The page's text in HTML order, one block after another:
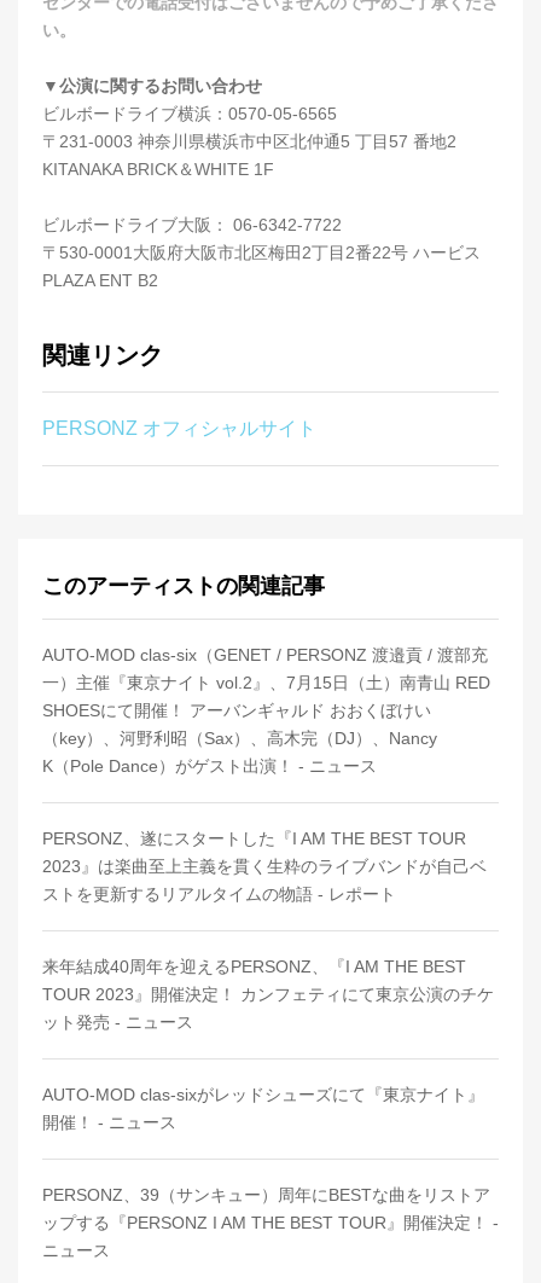
い。
▼公演に関するお問い合わせ
ビルボードライブ横浜：0570-05-6565
〒231-0003 神奈川県横浜市中区北仲通5 丁目57 番地2
KITANAKA BRICK＆WHITE 1F
ビルボードライブ大阪： 06-6342-7722
〒530-0001大阪府大阪市北区梅田2丁目2番22号 ハービス
PLAZA ENT B2
関連リンク
PERSONZ オフィシャルサイト
このアーティストの関連記事
AUTO-MOD clas-six（GENET / PERSONZ 渡邉貢 / 渡部充
一）主催『東京ナイト vol.2』、7月15日（土）南青山 RED
SHOESにて開催！ アーバンギャルド おおくぼけい
（key）、河野利昭（Sax）、高木完（DJ）、Nancy
K（Pole Dance）がゲスト出演！ - ニュース
PERSONZ、遂にスタートした『I AM THE BEST TOUR
2023』は楽曲至上主義を貫く生粋のライブバンドが自己ベ
ストを更新するリアルタイムの物語 - レポート
来年結成40周年を迎えるPERSONZ、『I AM THE BEST
TOUR 2023』開催決定！ カンフェティにて東京公演のチケ
ット発売 - ニュース
AUTO-MOD clas-sixがレッドシューズにて『東京ナイト』
開催！ - ニュース
PERSONZ、39（サンキュー）周年にBESTな曲をリストア
ップする『PERSONZ I AM THE BEST TOUR』開催決定！ -
ニュース